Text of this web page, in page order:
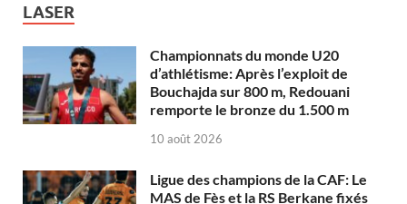
LASER
Championnats du monde U20
d’athlétisme: Après l’exploit de
Bouchajda sur 800 m, Redouani
remporte le bronze du 1.500 m
10 août 2026
Ligue des champions de la CAF: Le
MAS de Fès et la RS Berkane fixés